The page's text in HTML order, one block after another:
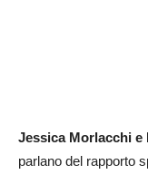
Jessica Morlacchi e
parlano del rapporto